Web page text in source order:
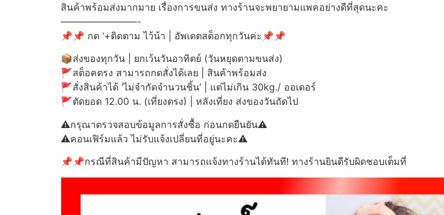
สินค้าพร้อมส่งมากมาย เรื่องการขนส่ง ทางร้านจะพยายามแพคอย่างดีที่สุดนะคะ
————————-
📌📌 กด ‘+ติดตาม ไว้น้า | อัพเดตสต็อกทุกวันค่ะ📌📌
📦ส่งของทุกวัน | ยกเว้นวันอาทิตย์ (วันหยุดตามขนส่ง)
🚩สต็อคตรง สามารถกดสั่งได้เลย | สินค้าพร้อมส่ง
🚩สั่งสินค้าได้ ‘ไม่จำกัดจำนวนชิ้น’ | แต่ไม่เกิน 30kg./ ออเดอร์
🚩ตัดยอด 12.00 น. (เที่ยงตรง) | หลังเที่ยง ส่งของวันถัดไป
⚠️กรุณาตรวจสอบข้อมูลการสั่งซื้อ ก่อนกดยืนยัน⚠️
⚠️คอนเฟิร์มแล้ว ไม่รับแจ้งเปลี่ยนที่อยู่นะคะ⚠️
📌📌กรณีที่สินค้ามีปัญหา สามารถเเจ้งทางร้านได้ทันที! ทางร้านยินดีรับผิดชอบเต็มที่